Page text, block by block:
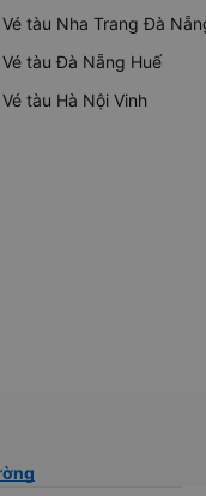
Vé tàu Nha Trang Đà
Vé tàu Đà Nẵng Huế
Vé tàu Hà Nội Vinh